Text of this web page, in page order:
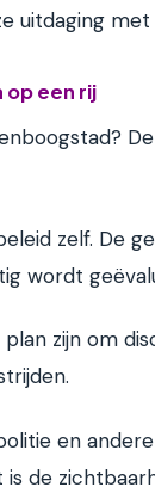
uitdaging met
een rij
zelf. De
wordt
zijn om
en
de